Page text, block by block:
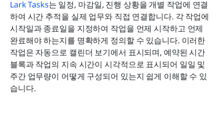
Lark Tasks는 일정, 마감일, 진행 상황을 개별 작업에 연결
하여 시간 추적을 실제 업무와 직접 연결합니다. 각 작업에
시작일과 종료일을 지정하여 작업을 언제 시작하고 언제
완료해야 하는지를 명확하게 정의할 수 있습니다. 이러한
작업은 자동으로 캘린더 보기에서 표시되며, 예약된 시간
블록과 작업의 지속 시간이 시각적으로 표시되어 일일 및
주간 업무량이 어떻게 구성되어 있는지 쉽게 이해할 수 있
습니다.